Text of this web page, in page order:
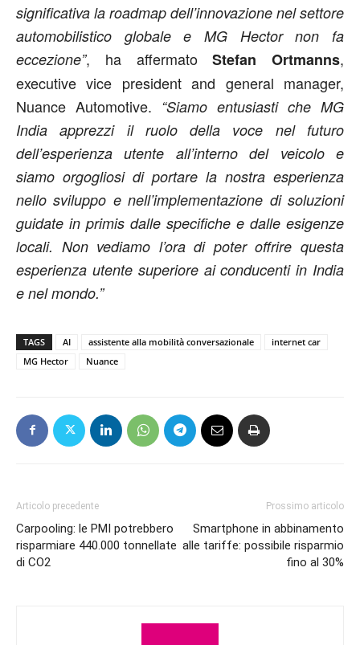
significativa la roadmap dell’innovazione nel settore
automobilistico globale e MG Hector non fa
eccezione”, ha affermatoStefan Ortmanns,
executive vice president and general manager,
Nuance Automotive. “Siamo entusiasti che MG
India apprezzi il ruolo della voce nel futuro
dell’esperienza utente all’interno del veicolo e
siamo orgogliosi di portare la nostra esperienza
nello sviluppo e nell’implementazione di soluzioni
guidate in primis dalle specifiche e dalle esigenze
locali. Non vediamo l’ora di poter offrire questa
esperienza utente superiore ai conducenti in India
e nel mondo.”
TAGS AI assistente alla mobilità conversazionale
internet car
MG Hector
Nuance
Articolo precedente
Carpooling: le PMI potrebbero
risparmiare 440.000 tonnellate
di CO2
Prossimo articolo
Smartphone in abbinamento
alle tariffe: possibile risparmio
fino al 30%